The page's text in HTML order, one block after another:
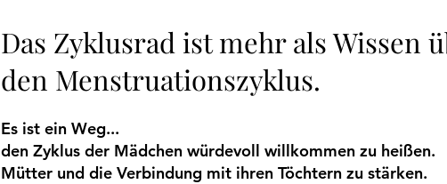
Das Zyklusrad ist mehr als Wissen
den Menstruationszyklus.
Es ist ein Weg...
den Zyklus der Mädchen würdevoll willkommen zu heißen.
Mütter und die Verbindung mit ihren Töchtern zu stärken.